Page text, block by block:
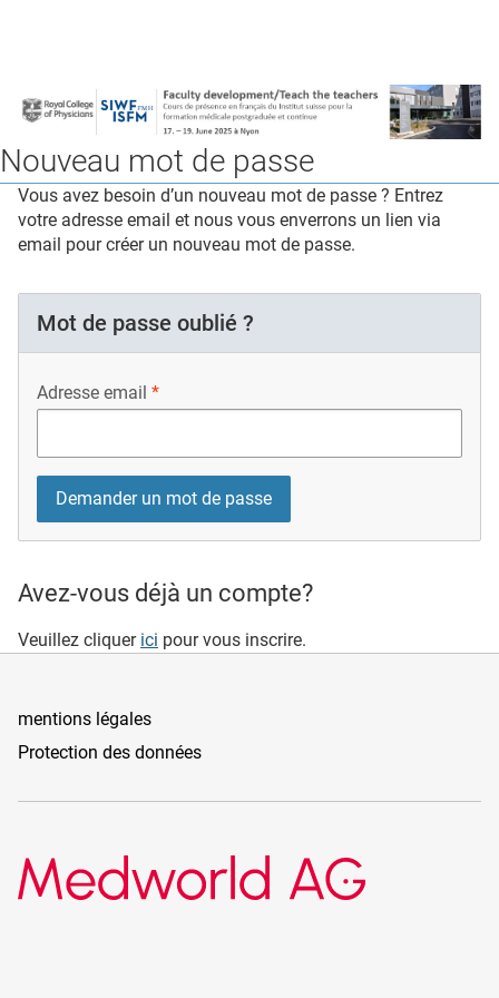
Nouveau mot de passe
Vous avez besoin d’un nouveau mot de passe ? Entrez
votre adresse email et nous vous enverrons un lien via
email pour créer un nouveau mot de passe.
Mot de passe oublié ?
Adresse email
Avez-vous déjà un compte?
Veuillez cliquer ici pour vous inscrire.
mentions légales
Protection des données
Medworld AG